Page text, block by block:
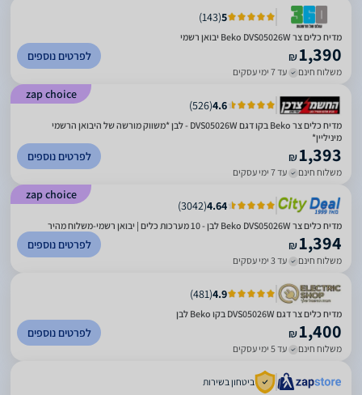
5
(
143
)
מדיח כלים ‏צר Beko DVS05026W יבואן רשמי
₪1,390
משלוח חינם עד 7 ימי עסקים
לפרטים נוספים
zap choice
4.6
(
526
)
מדיח כלים צר Beko בקו דגם DVS05026W - לבן *משווק מורשה של היבואן הרשמי
מיניליין*
₪1,393
משלוח חינם עד 7 ימי עסקים
לפרטים נוספים
zap choice
4.64
(
3042
)
מדיח כלים צר Beko DVS05026W לבן - 10 מערכות כלים | יבואן רשמי-משלוח מהיר
₪1,394
משלוח חינם עד 3 ימי עסקים
לפרטים נוספים
4.9
(
481
)
מדיח כלים צר דגם DVS05026W בקו Beko לבן
₪1,400
משלוח חינם עד 5 ימי עסקים
לפרטים נוספים
ביטחון בשירות